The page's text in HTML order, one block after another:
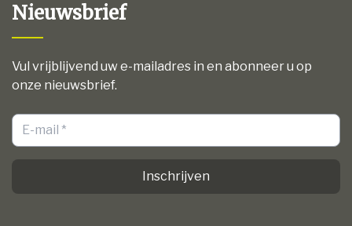
Nieuwsbrief
Vul vrijblijvend uw e-mailadres in en abonneer u op
onze nieuwsbrief.
Inschrijven